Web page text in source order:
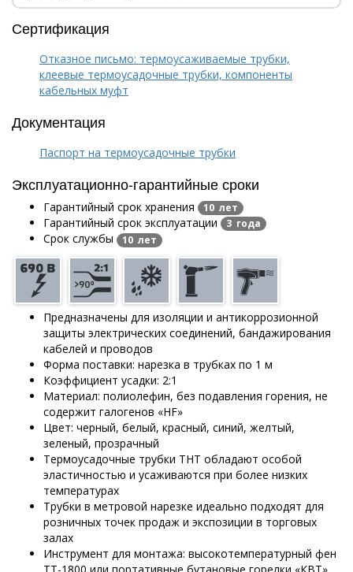
Сертификация
Отказное письмо: термоусаживаемые трубки,
клеевые термоусадочные трубки, компоненты
кабельных муфт
Документация
Паспорт на термоусадочные трубки
Эксплуатационно-гарантийные сроки
Гарантийный срок хранения 10 лет
Гарантийный срок эксплуатации 3 года
Срок службы 10 лет
Предназначены для изоляции и антикоррозионной
защиты электрических соединений, бандажирования
кабелей и проводов
Форма поставки: нарезка в трубках по 1 м
Коэффициент усадки: 2:1
Материал: полиолефин, без подавления горения, не
содержит галогенов «HF»
Цвет: черный, белый, красный, синий, желтый,
зеленый, прозрачный
Термоусадочные трубки ТНТ обладают особой
эластичностью и усаживаются при более низких
температурах
Трубки в метровой нарезке идеально подходят для
розничных точек продаж и экспозиции в торговых
залах
Инструмент для монтажа: высокотемпературный фен
ТТ-1800 или портативные бутановые горелки «КВТ»